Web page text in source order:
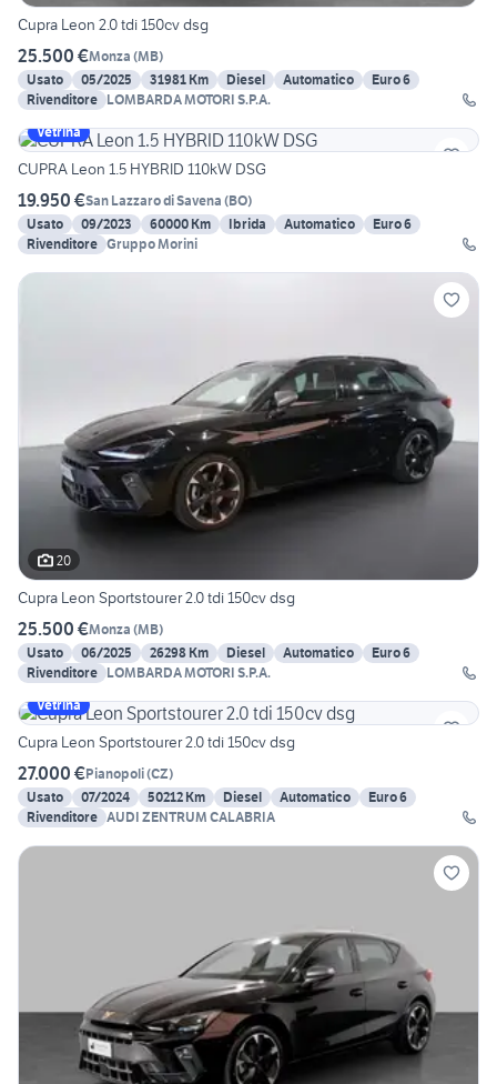
Cupra Leon 2.0 tdi 150cv dsg
25.500 €Monza (MB)
Usato
05/2025 31981 Km Diesel Automatico
Euro 6
Rivenditore LOMBARDA MOTORI S.P.A.
Vetrina
CUPRA Leon 1.5 HYBRID 110kW DSG
19.950 €San Lazzaro di Savena (BO)
Usato
09/2023 60000 Km Ibrida Automatico
Euro 6
Rivenditore Gruppo Morini
20
Cupra Leon Sportstourer 2.0 tdi 150cv dsg
25.500 €Monza (MB)
Usato
06/2025 26298 Km Diesel Automatico
Euro 6
Rivenditore LOMBARDA MOTORI S.P.A.
Vetrina
Cupra Leon Sportstourer 2.0 tdi 150cv dsg
27.000 €Pianopoli(CZ)
Usato
07/2024 50212 Km Diesel Automatico
Euro 6
Rivenditore AUDI ZENTRUM CALABRIA